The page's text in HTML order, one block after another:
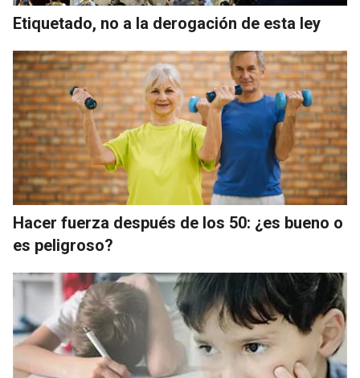
Etiquetado, no a la derogación de esta ley
Hacer fuerza después de los 50: ¿es bueno o
es peligroso?